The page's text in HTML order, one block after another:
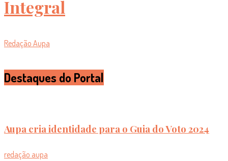
Integral
Redação Aupa
Destaques do Portal
Aupa cria identidade para o Guia do Voto 2024
redação aupa